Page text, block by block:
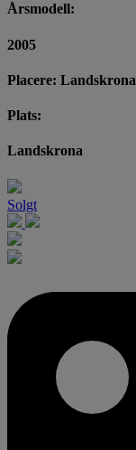
Årsmodell:
2005
Placere: Landskrona
Plats:
Landskrona
Solgt